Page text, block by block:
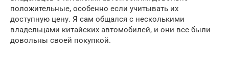
положительные, особенно если учитывать их
доступную цену. Я сам общался с несколькими
владельцами китайских автомобилей, и они все были
довольны своей покупкой.